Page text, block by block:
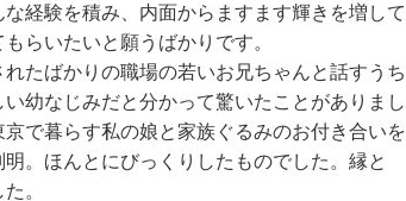
経験を積み、内面からますます輝きを増して
らいたいと願うばかりです。
たばかりの職場の若いお兄ちゃんと話すうち
幼なじみだと分かって驚いたことがありまし
で暮らす私の娘と家族ぐるみのお付き合いを
。ほんとにびっくりしたものでした。縁と
。